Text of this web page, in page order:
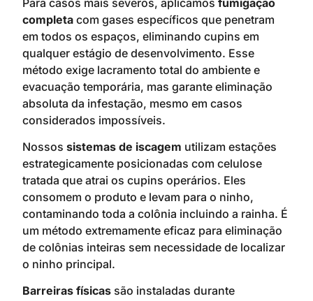
completa com gases específicos que penetram
em todos os espaços, eliminando cupins em
qualquer estágio de desenvolvimento. Esse
método exige lacramento total do ambiente e
evacuação temporária, mas garante eliminação
absoluta da infestação, mesmo em casos
considerados impossíveis.
Nossos sistemas de iscagem utilizam estações
estrategicamente posicionadas com celulose
tratada que atrai os cupins operários. Eles
consomem o produto e levam para o ninho,
contaminando toda a colônia incluindo a rainha. É
um método extremamente eficaz para eliminação
de colônias inteiras sem necessidade de localizar
o ninho principal.
Barreiras físicas são instaladas durante